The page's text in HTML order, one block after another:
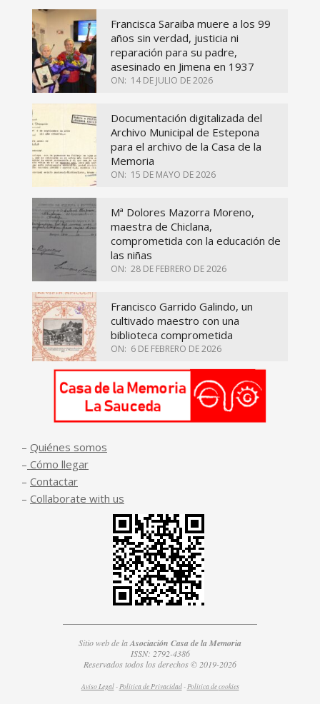
Francisca Saraiba muere a los 99
años sin verdad, justicia ni
reparación para su padre,
asesinado en Jimena en 1937
ON: 14 DE JULIO DE 2026
Documentación digitalizada del
Archivo Municipal de Estepona
para el archivo de la Casa de la
Memoria
ON: 15 DE MAYO DE 2026
Mª Dolores Mazorra Moreno,
maestra de Chiclana,
comprometida con la educación de
las niñas
ON: 28 DE FEBRERO DE 2026
Francisco Garrido Galindo, un
cultivado maestro con una
biblioteca comprometida
ON: 6 DE FEBRERO DE 2026
– Quiénes somos
– Cómo llegar
– Contactar
– Collaborate with us
Sitio web de laAsociación Casa de la Memoria
ISSN: 2792-4386
Reservados todos los derechos © 2019-2026
Aviso Legal-Política de Privacidad-Política decookies